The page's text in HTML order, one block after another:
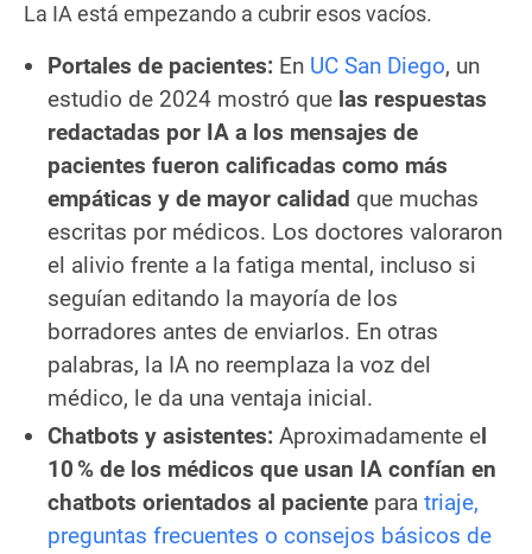
La IA está empezando a cubrir esos vacíos.
Portales de pacientes: En UC San Diego, un
estudio de 2024 mostró que las respuestas
redactadas por IA a los mensajes de
pacientes fueron calificadas como más
empáticas y de mayor calidad que muchas
escritas por médicos. Los doctores valoraron
el alivio frente a la fatiga mental, incluso si
seguían editando la mayoría de los
borradores antes de enviarlos. En otras
palabras, la IA no reemplaza la voz del
médico, le da una ventaja inicial.
Chatbots y asistentes: Aproximadamente el
10 % de los médicos que usan IA confían en
chatbots orientados al paciente para triaje,
preguntas frecuentes o consejos básicos de